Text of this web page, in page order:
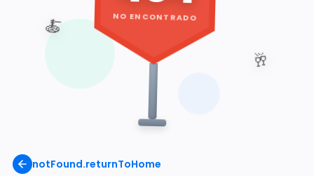
notFound.returnToHome
🥂
🍝 NO ENCONTRADO